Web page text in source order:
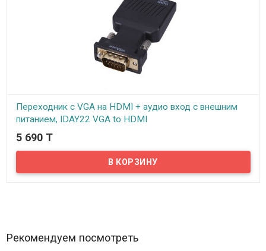
Переходник с VGA на HDMI + аудио вход с внешним
питанием, IDAY22 VGA to HDMI
В наличии
Предлагаем купить качественный переходник с VGA на HDMI.
Переходник отличается высоким качеством изготовления и
способен конвертировать изображения с аналогового разъема
5 690 T
Рекомендуем посмотреть